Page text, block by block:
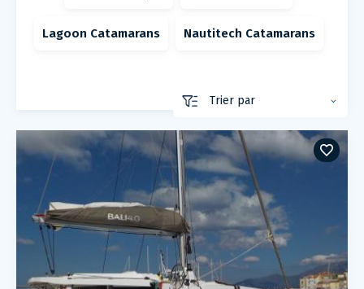
Lagoon Catamarans Nautitech Catamarans